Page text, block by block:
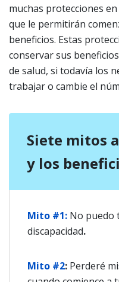
muchas protecciones
que le permitirán
beneficios. Estas
conservar sus
de salud, si todavía los
trabajar o cambie el
Siete mitos
y los
Mito #1: No puedo
discapacidad.
Mito #2: Perderé